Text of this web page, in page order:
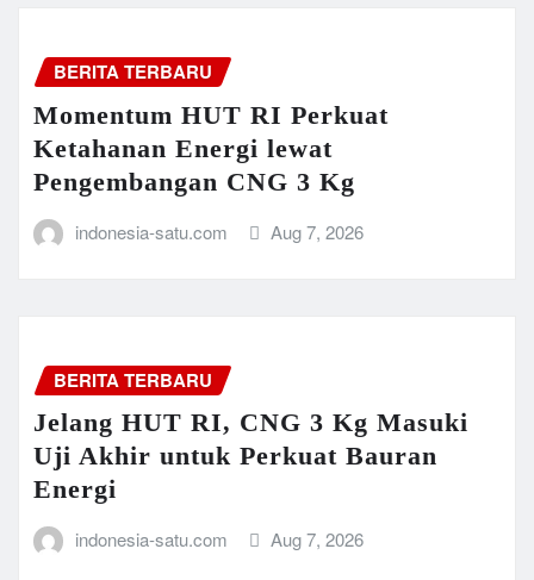
BERITA TERBARU
Momentum HUT RI Perkuat
Ketahanan Energi lewat
Pengembangan CNG 3 Kg
indonesia-satu.com Aug 7, 2026
BERITA TERBARU
Jelang HUT RI, CNG 3 Kg Masuki
Uji Akhir untuk Perkuat Bauran
Energi
indonesia-satu.com Aug 7, 2026